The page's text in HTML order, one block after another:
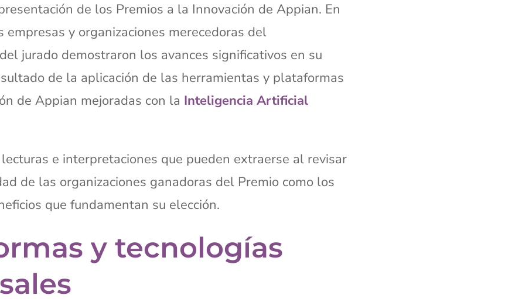
de los Premios a la Innovación de Appian. En
empresas y organizaciones merecedoras del
jurado demostraron los avances significativos en su
de la aplicación de las herramientas y plataformas
de Appian mejoradas con la Inteligencia Artificial
e interpretaciones que pueden extraerse al revisar
de las organizaciones ganadoras del Premio como los
que fundamentan su elección.
y tecnologías